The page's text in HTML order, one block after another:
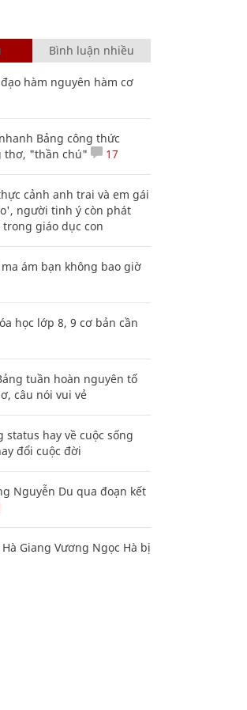
Bình luận nhiều
hàm nguyên hàm cơ
Bảng công thức
thơ, "thần chú"
17
cảnh anh trai và em gái
người tinh ý còn phát
giáo dục con
ám bạn không bao giờ
học lớp 8, 9 cơ bản cần
tuần hoàn nguyên tố
câu nói vui vẻ
hay về cuộc sống
đổi cuộc đời
Nguyễn Du qua đoạn kết
Giang Vương Ngọc Hà bị